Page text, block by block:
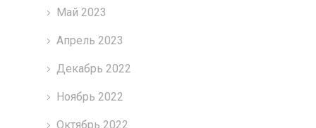
Май 2023
Апрель 2023
Декабрь 2022
Ноябрь 2022
Октябрь 2022